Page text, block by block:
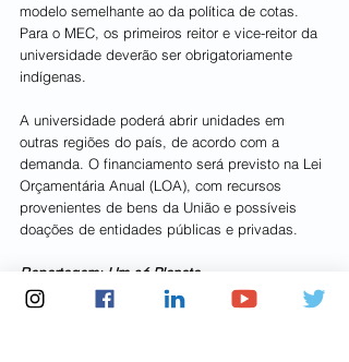
modelo semelhante ao da política de cotas.
Para o MEC, os primeiros reitor e vice-reitor da
universidade deverão ser obrigatoriamente
indígenas.
A universidade poderá abrir unidades em
outras regiões do país, de acordo com a
demanda. O financiamento será previsto na Lei
Orçamentária Anual (LOA), com recursos
provenientes de bens da União e possíveis
doações de entidades públicas e privadas.
Reportagem: Um só Planeta
indígenas
universidadeindigena
saberestradicionais